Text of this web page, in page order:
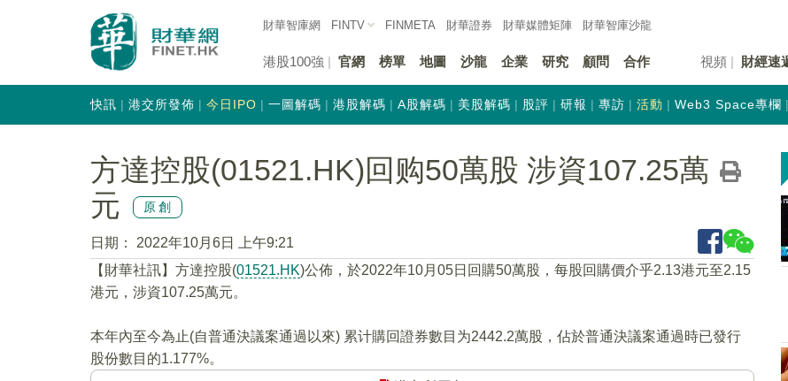
財華智庫網 FINTV FINMETA 財華證券 財華媒體矩陣 財華智庫沙龍
港股100強 官網 榜單 地圖 沙龍 企業 研究 顧問 合作 視頻 財經速
快訊 港交所發佈 今日IPO 一圖解碼 港股解碼 A股解碼 美股解碼 股評 研報 專訪 活動 Web3 Space專欄
方達控股(01521.HK)回购50萬股 涉資107.25萬
元
原創
日期：
2022年10月6日 上午9:21
【財華社訊】方達控股(01521.HK)公佈，於2022年10月05日回購50萬股，每股回購價介乎2.13港元至2.15
港元，涉資107.25萬元。
本年內至今為止(自普通決議案通過以來) 累计購回證券數目为2442.2萬股，佔於普通決議案通過時已發行
股份數目的1.177%。